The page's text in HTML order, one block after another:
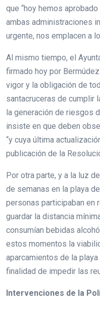
que “hoy hemos
ambas administraciones
urgente, nos emplacen a
Al mismo tiempo, el
firmado hoy por
vigor y la obligación de
santacruceras de cumplir
la generación de riesgos
insiste en que deben
“y cuya última
publicación de la
Por otra parte, y a la luz
de semanas en la playa
personas participaban en
guardar la distancia
consumían bebidas
estos momentos la
aparcamientos de la
finalidad de impedir las
Intervenciones de la